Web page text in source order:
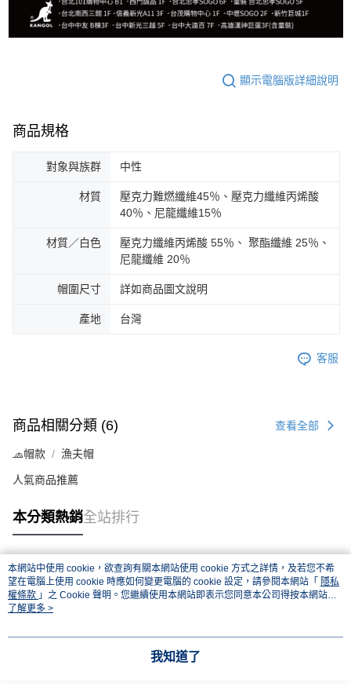
顯示電腦版詳細說明
商品規格
對象與族群 中性
材質
壓克力難燃纖維45％、壓克力纖維丙烯酸
40％、尼龍纖維15％
材質／白色
壓克力纖維丙烯酸 55％、 聚酯纖維 25％、
尼龍纖維 20％
帽圍尺寸 詳如商品圖文說明
產地 台灣
客服
商品相關分類 (6) 查看全部
🧢帽款 漁夫帽
人氣商品推薦
本分類熱銷全站排行
熱門標籤
本網站中使用 cookie，欲查詢有關本網站使用 cookie 方式之詳情，及若您不希
望在電腦上使用 cookie 時應如何變更電腦的 cookie 設定，請參閱本網站「 隱私
權條款 」之 Cookie 聲明。您繼續使用本網站即表示您同意本公司得按本網站使
用條款之 Cookie 聲明使用 cookie。
了解更多 >
我知道了